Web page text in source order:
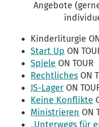
Angebote
Kinderliturgie
Start Up ON
Spiele ON TOUR
Rechtliches ON
JS-Lager ON
Keine Konflikte
Ministrieren ON
„Unterwegs für